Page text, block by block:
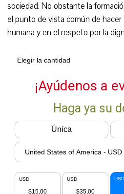
sociedad. No obstante la
el punto de vista común de
humana y en el respeto por la